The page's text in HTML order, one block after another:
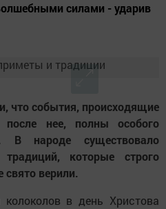
силами - ударив
что события, происходящие
нее, полны особого
В народе существовало
которые строго
свято верили.
колоколов в день Христова